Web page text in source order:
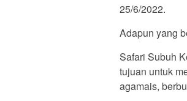
25/6/2022.
Adapun yang
Safari Subuh
tujuan untuk
agamais,